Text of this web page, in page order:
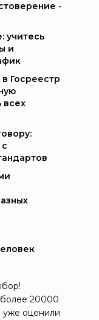
-
учитесь
и
Госреестр
всех
20000
уже оценили